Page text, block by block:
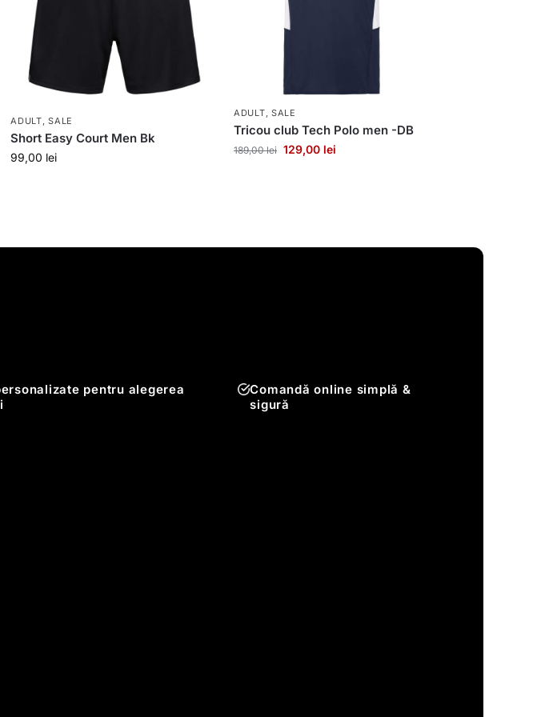
ADULT,SALE
Short Easy Court Men Bk
99,00 lei
ADULT SALE
Tricou club Tech Polo men -DB
189,00lei 129,00 lei
pentru alegerea
Comandă online simplă &
sigură